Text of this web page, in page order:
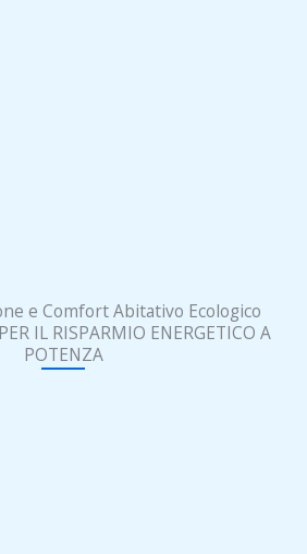
e Comfort Abitativo Ecologico
IL RISPARMIO ENERGETICO A
POTENZA